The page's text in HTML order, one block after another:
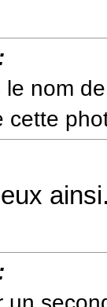
nom
cette